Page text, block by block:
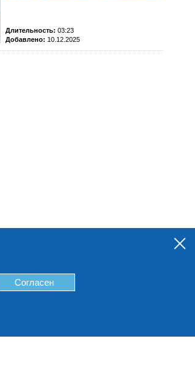
Длительность: 03:23
Добавлено: 10.12.2025
Согласен